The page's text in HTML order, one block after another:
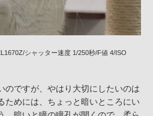
シャッター速度 1/250秒/F値 4/ISO
のですが、やはり大切にしたいのは
ためには、ちょっと暗いところにい